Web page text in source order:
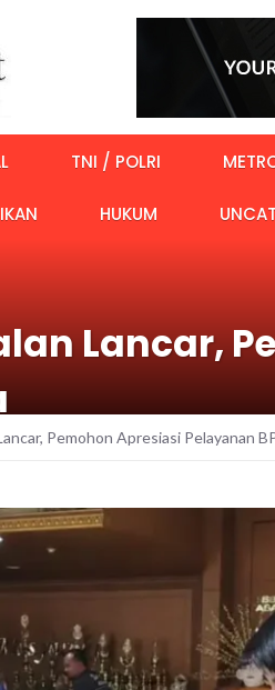
TNI / POLRI
HUKUM
Lancar,
Pemohon Apresiasi Pelayanan